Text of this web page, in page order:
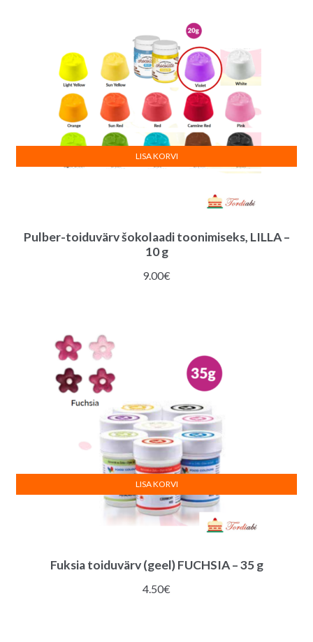
Pulber-toiduvärv šokolaadi toonimiseks, LILLA –
10 g
9.00€
LISA KORVI
Fuksia toiduvärv (geel) FUCHSIA – 35 g
4.50€
LISA KORVI